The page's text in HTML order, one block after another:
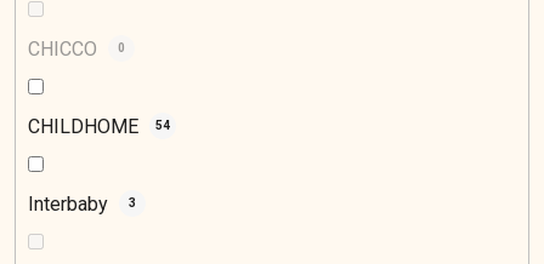
CHICCO 0
CHILDHOME 54
Interbaby 3